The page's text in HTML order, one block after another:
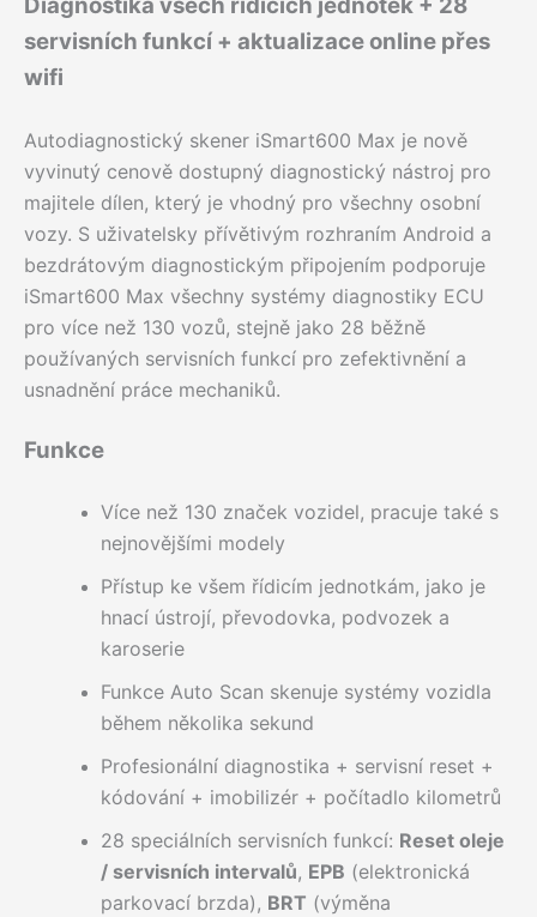
Diagnostika všech řídících jednotek + 28
servisních funkcí + aktualizace online přes
wifi
Autodiagnostický skener iSmart600 Max je nově
vyvinutý cenově dostupný diagnostický nástroj pro
majitele dílen, který je vhodný pro všechny osobní
vozy. S uživatelsky přívětivým rozhraním Android a
bezdrátovým diagnostickým připojením podporuje
iSmart600 Max všechny systémy diagnostiky ECU
pro více než 130 vozů, stejně jako 28 běžně
používaných servisních funkcí pro zefektivnění a
usnadnění práce mechaniků.
Funkce
Více než 130 značek vozidel, pracuje také s
nejnovějšími modely
Přístup ke všem řídicím jednotkám, jako je
hnací ústrojí, převodovka, podvozek a
karoserie
Funkce Auto Scan skenuje systémy vozidla
během několika sekund
Profesionální diagnostika + servisní reset +
kódování + imobilizér + počítadlo kilometrů
28 speciálních servisních funkcí: Reset oleje
/ servisních intervalů, EPB (elektronická
parkovací brzda), BRT (výměna